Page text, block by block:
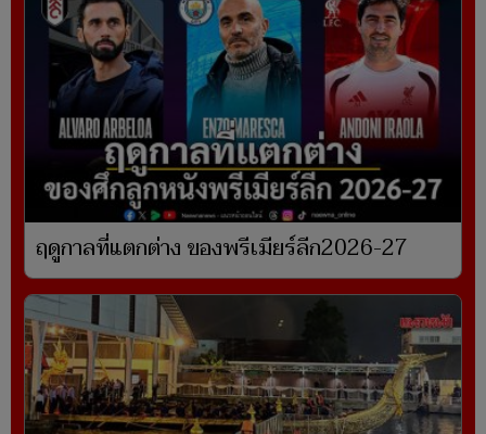
ฤดูกาลที่แตกต่าง ของพรีเมียร์ลีก2026-27